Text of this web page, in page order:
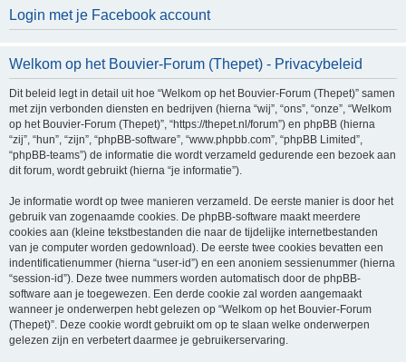
Login met je Facebook account
Welkom op het Bouvier-Forum (Thepet) - Privacybeleid
Dit beleid legt in detail uit hoe “Welkom op het Bouvier-Forum (Thepet)” samen
met zijn verbonden diensten en bedrijven (hierna “wij”, “ons”, “onze”, “Welkom
op het Bouvier-Forum (Thepet)”, “https://thepet.nl/forum”) en phpBB (hierna
“zij”, “hun”, “zijn”, “phpBB-software”, “www.phpbb.com”, “phpBB Limited”,
“phpBB-teams”) de informatie die wordt verzameld gedurende een bezoek aan
dit forum, wordt gebruikt (hierna “je informatie”).
Je informatie wordt op twee manieren verzameld. De eerste manier is door het
gebruik van zogenaamde cookies. De phpBB-software maakt meerdere
cookies aan (kleine tekstbestanden die naar de tijdelijke internetbestanden
van je computer worden gedownload). De eerste twee cookies bevatten een
indentificatienummer (hierna “user-id”) en een anoniem sessienummer (hierna
“session-id”). Deze twee nummers worden automatisch door de phpBB-
software aan je toegewezen. Een derde cookie zal worden aangemaakt
wanneer je onderwerpen hebt gelezen op “Welkom op het Bouvier-Forum
(Thepet)”. Deze cookie wordt gebruikt om op te slaan welke onderwerpen
gelezen zijn en verbetert daarmee je gebruikerservaring.